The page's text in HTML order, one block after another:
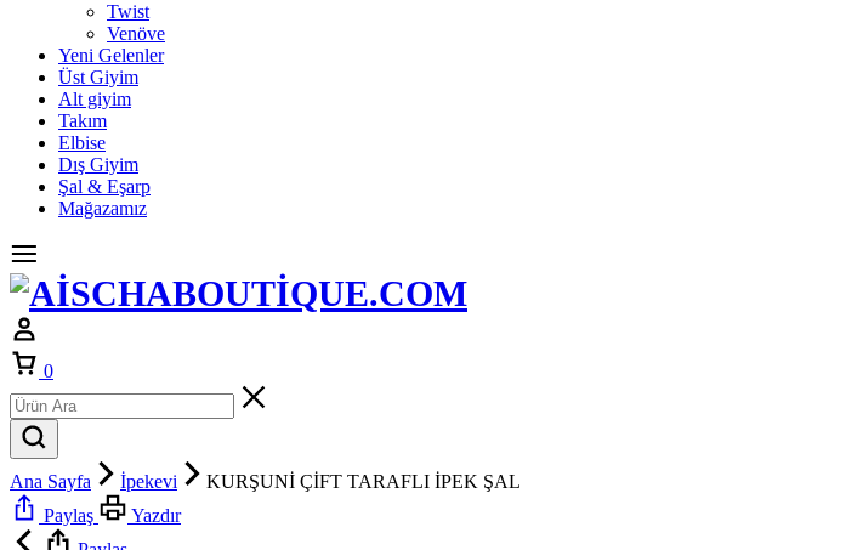
Twist
Venöve
Yeni Gelenler
Üst Giyim
Alt giyim
Takım
Elbise
Dış Giyim
Şal & Eşarp
Mağazamız
0
Ana Sayfa İpekevi
KURŞUNİ ÇİFT TARAFLI İPEK ŞAL
Paylaş
Yazdır